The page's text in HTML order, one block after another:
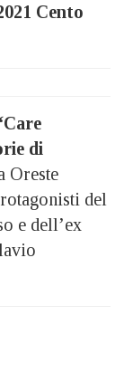
Cento
di
Oreste
del
e dell’ex